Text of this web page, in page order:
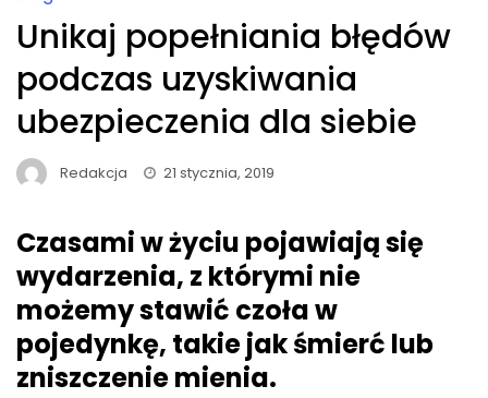
Unikaj popełniania błędów
podczas uzyskiwania
ubezpieczenia dla siebie
Redakcja 21 stycznia, 2019
Czasami w życiu pojawiają się
wydarzenia, z którymi nie
możemy stawić czoła w
pojedynkę, takie jak śmierć lub
zniszczenie mienia.